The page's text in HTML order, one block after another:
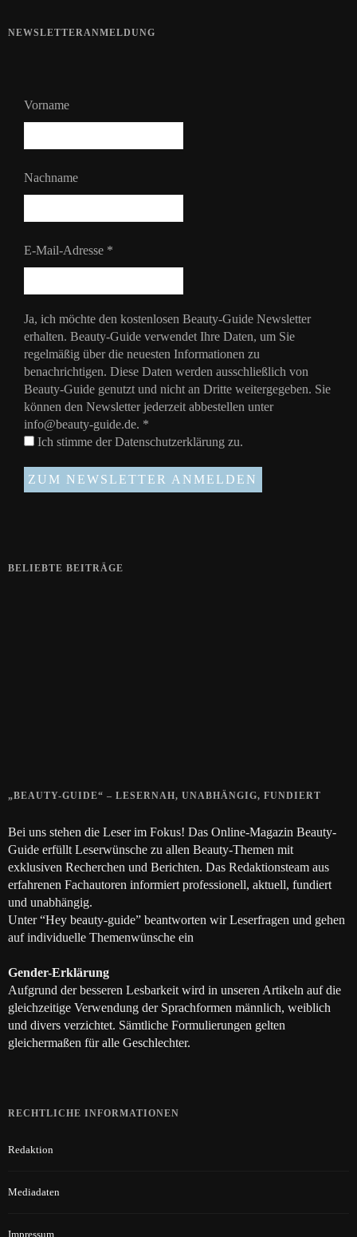
NEWSLETTERANMELDUNG
Vorname
Nachname
E-Mail-Adresse *
Ja, ich möchte den kostenlosen Beauty-Guide Newsletter
erhalten. Beauty-Guide verwendet Ihre Daten, um Sie
regelmäßig über die neuesten Informationen zu
benachrichtigen. Diese Daten werden ausschließlich von
Beauty-Guide genutzt und nicht an Dritte weitergegeben. Sie
können den Newsletter jederzeit abbestellen unter
info@beauty-guide.de. *
Ich stimme derDatenschutzerklärung zu.
BELIEBTE BEITRÄGE
„BEAUTY-GUIDE“ – LESERNAH, UNABHÄNGIG, FUNDIERT
Bei uns stehen die Leser im Fokus! Das Online-Magazin Beauty-
Guide erfüllt Leserwünsche zu allen Beauty-Themen mit
exklusiven Recherchen und Berichten. Das Redaktionsteam aus
erfahrenen Fachautoren informiert professionell, aktuell, fundiert
und unabhängig.
Unter “Hey beauty-guide” beantworten wir Leserfragen und gehen
auf individuelle Themenwünsche ein
Gender-Erklärung
Aufgrund der besseren Lesbarkeit wird in unseren Artikeln auf die
gleichzeitige Verwendung der Sprachformen männlich, weiblich
und divers verzichtet. Sämtliche Formulierungen gelten
gleichermaßen für alle Geschlechter.
RECHTLICHE INFORMATIONEN
Redaktion
Mediadaten
Impressum